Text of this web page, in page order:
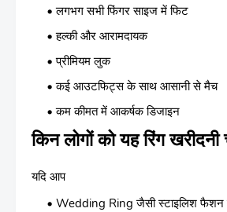
लगभग सभी फिंगर साइज में फिट
हल्की और आरामदायक
प्रीमियम लुक
कई आउटफिट्स के साथ आसानी से मैच
कम कीमत में आकर्षक डिजाइन
किन लोगों को यह रिंग खरीदनी
यदि आप
Wedding Ring जैसी स्टाइलिश फैशन